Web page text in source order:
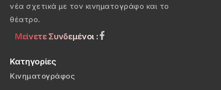
νέα σχετικά με τον κινηματογράφο και το
θέατρο.
Μείνετε Συνδεμένοι :
Κατηγορίες
Κινηματογράφος